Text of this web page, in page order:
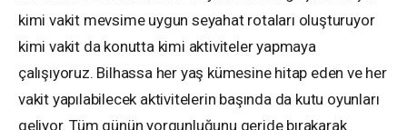
kimi vakit mevsime uygun seyahat rotaları oluşturuyor
kimi vakit da konutta kimi aktiviteler yapmaya
çalışıyoruz. Bilhassa her yaş kümesine hitap eden ve her
vakit yapılabilecek aktivitelerin başında da kutu oyunları
geliyor. Tüm günün yorgunluğunu geride bırakarak